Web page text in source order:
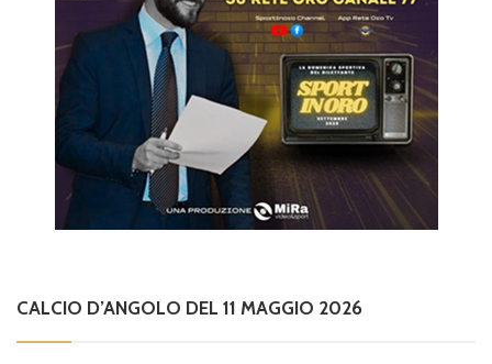
CALCIO D’ANGOLO DEL 11 MAGGIO 2026